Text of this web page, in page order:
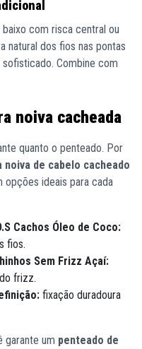
com risca central ou
natural dos fios nas pontas
Combine com
noiva cacheada
quanto o penteado. Por
noiva de cabelo cacheado
opções ideais para cada
Cachos Óleo de Coco:
fios.
Sem Frizz Açaí:
frizz.
fixação duradoura
garante um penteado de